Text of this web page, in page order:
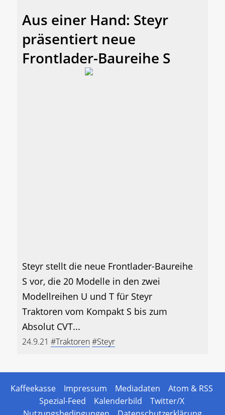
Aus einer Hand: Steyr
präsentiert neue
Frontlader-Baureihe S
Steyr stellt die neue Frontlader-Baureihe
S vor, die 20 Modelle in den zwei
Modellreihen U und T für Steyr
Traktoren vom Kompakt S bis zum
Absolut CVT...
24.9.21 #Traktoren#Steyr
Kaffeekasse Impressum Mediadaten
Atom & RSS
Spezial-Feed
Kalenderbild
Twitter/X